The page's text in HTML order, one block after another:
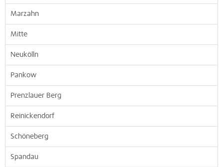
Marzahn
Mitte
Neukölln
Pankow
Prenzlauer Berg
Reinickendorf
Schöneberg
Spandau